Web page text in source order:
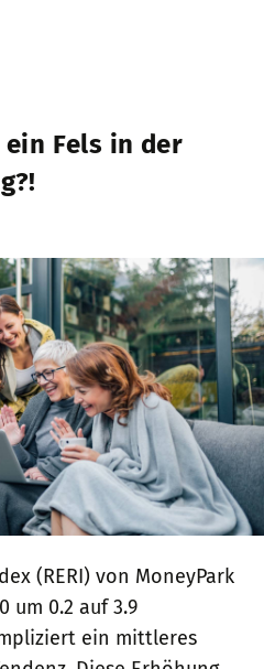
Fels in der
(RERI) von MoneyPark
um 0.2 auf 3.9
ein mittleres